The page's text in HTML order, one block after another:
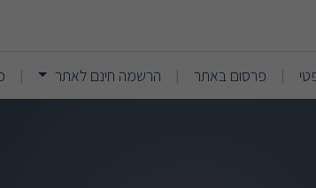
| פרסום באתר | הרשמה חינם לאתר |